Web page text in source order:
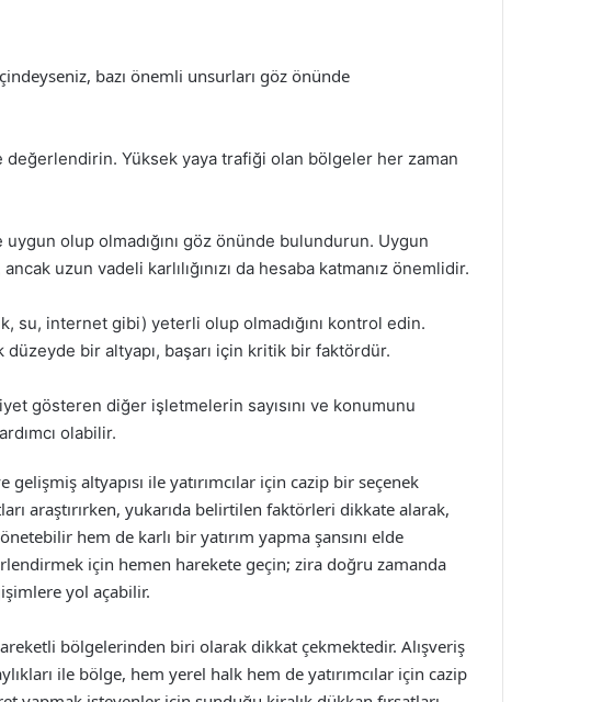
bazı önemli unsurları göz önünde
değerlendirin. Yüksek yaya trafiği olan bölgeler her zaman
olup olmadığını göz önünde bulundurun. Uygun
uzun vadeli karlılığınızı da hesaba katmanız önemlidir.
su, internet gibi) yeterli olup olmadığını kontrol edin.
düzeyde bir altyapı, başarı için kritik bir faktördür.
gösteren diğer işletmelerin sayısını ve konumunu
olabilir.
altyapısı ile yatırımcılar için cazip bir seçenek
araştırırken, yukarıda belirtilen faktörleri dikkate alarak,
hem de karlı bir yatırım yapma şansını elde
için hemen harekete geçin; zira doğru zamanda
yol açabilir.
bölgelerinden biri olarak dikkat çekmektedir. Alışveriş
ile bölge, hem yerel halk hem de yatırımcılar için cazip